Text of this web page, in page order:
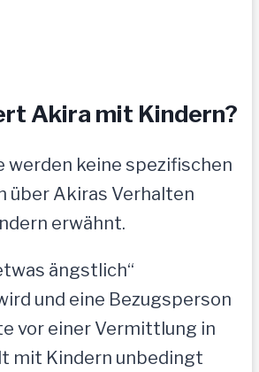
Akira mit Kindern?
werden keine spezifischen
über Akiras Verhalten
erwähnt.
ängstlich“
und eine Bezugsperson
vor einer Vermittlung in
mit Kindern unbedingt